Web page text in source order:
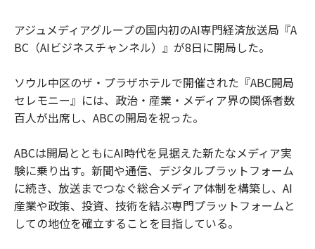
アジュメディアグループの国内初のAI専門経済放送局『A
BC（AIビジネスチャンネル）』が8日に開局した。
ソウル中区のザ・プラザホテルで開催された『ABC開局
セレモニー』には、政治・産業・メディア界の関係者数
百人が出席し、ABCの開局を祝った。
ABCは開局とともにAI時代を見据えた新たなメディア実
験に乗り出す。新聞や通信、デジタルプラットフォーム
に続き、放送までつなぐ総合メディア体制を構築し、AI
産業や政策、投資、技術を結ぶ専門プラットフォームと
しての地位を確立することを目指している。